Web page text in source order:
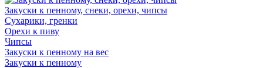
Закуски к пенному, снеки, орехи, чипсы
Сухарики, гренки
Орехи к пиву
Чипсы
Закуски к пенному на вес
Закуски к пенному